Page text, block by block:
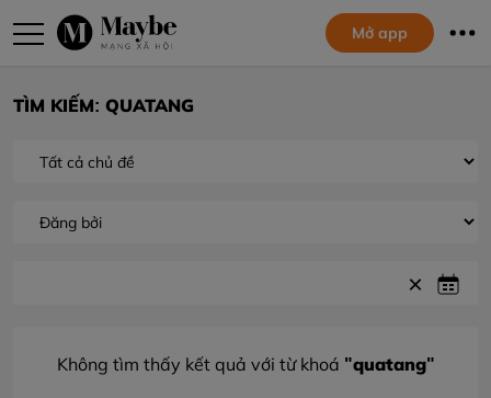
Mở app
TÌM KIẾM: QUATANG
Không tìm thấy kết quả với từ khoá "quatang"